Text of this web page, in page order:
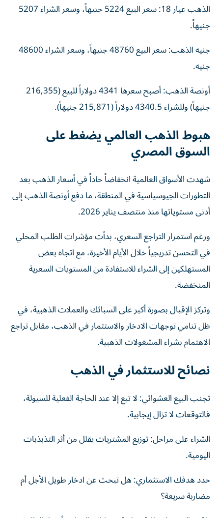
الذهب عيار 18: سعر البيع 5224 جنيهاً، وسعر الشراء 5207
جنيهاً.
جنيه الذهب: سعر البيع 48760 جنيهاً، وسعر الشراء 48600
جنيه.
أونصة الذهب: أصبح سعرها 4341 دولاراً للبيع (216,355
جنيهاً) وللشراء 4340.5 دولاراً (215,871 جنيهاً).
هبوط الذهب العالمي يضغط على
السوق المصري
شهدت الأسواق العالمية انخفاضاً حاداً في أسعار الذهب بعد
التطورات الجيوسياسية في المنطقة، ما دفع أونصة الذهب إلى
أدنى مستوياتها منذ منتصف يناير 2026.
ورغم استمرار التراجع السعري، بدأت مؤشرات الطلب المحلي
في التحسن تدريجياً خلال الأيام الأخيرة، مع اتجاه بعض
المستهلكين إلى الشراء للاستفادة من المستويات السعرية
المنخفضة.
وتركز الإقبال بصورة أكبر على السبائك والعملات الذهبية، في
ظل تنامي توجهات الادخار والاستثمار في الذهب، مقابل تراجع
الاهتمام بشراء المشغولات الذهبية.
نصائح للاستثمار في الذهب
تجنب البيع العشوائي: لا تبع إلا عند الحاجة الفعلية للسيولة،
فالتوقعات لا تزال إيجابية.
الشراء على مراحل: توزيع المشتريات يقلل من أثر التذبذبات
اليومية.
حدد هدفك الاستثماري: هل تبحث عن ادخار طويل الأجل أم
مضاربة سريعة؟